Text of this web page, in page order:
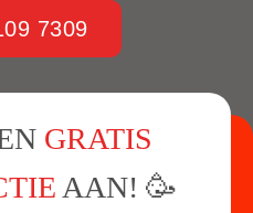
7309
GRATIS
AAN! 🥳